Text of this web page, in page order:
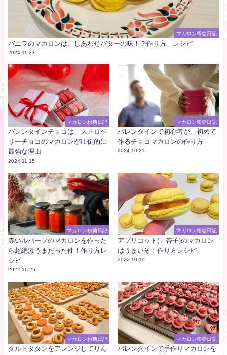
マカロン粉糖日記
バニラのマカロンは、しあわせバターの味！？作り方 レシピ
2024.11.23
マカロン粉糖日記
バレンタインチョコは、ストロベ
リーチョコのマカロンが圧倒的に
最強な理由
2024.11.15
マカロン粉糖日記
バレンタインで初心者が、初めて
作るチョコマカロンの作り方
2024.10.31
マカロン粉糖日記
赤いルバーブのマカロンを作った
ら超絶激うまだった件！作り方レ
シピ
2022.10.25
マカロン粉糖日記
アプリコット(←杏子)のマカロン
はうまいぞ！作り方レシピ
2022.10.19
マカロン粉糖日記
タルトタタンをアレンジしてりん
マカロン粉糖日記
バレンタインで手作りマカロンを